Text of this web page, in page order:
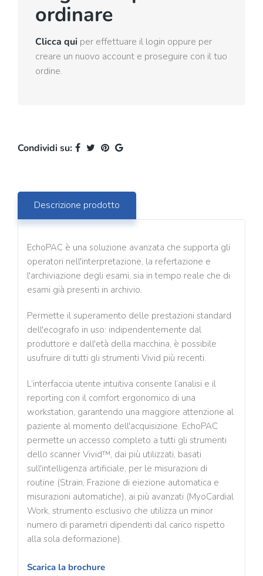
ordinare
Clicca qui per effettuare il login oppure per
creare un nuovo account e proseguire con il tuo
ordine.
Condividi su:
Descrizione prodotto
EchoPAC è una soluzione avanzata che supporta gli
operatori nell'interpretazione, la refertazione e
l'archiviazione degli esami, sia in tempo reale che di
esami già presenti in archivio.
Permette il superamento delle prestazioni standard
dell'ecografo in uso: indipendentemente dal
produttore e dall'età della macchina, è possibile
usufruire di tutti gli strumenti Vivid più recenti.
L’interfaccia utente intuitiva consente l’analisi e il
reporting con il comfort ergonomico di una
workstation, garantendo una maggiore attenzione al
paziente al momento dell'acquisizione. EchoPAC
permette un accesso completo a tutti gli strumenti
dello scanner Vivid™, dai più utilizzati, basati
sull'intelligenza artificiale, per le misurazioni di
routine (Strain, Frazione di eiezione automatica e
misurazioni automatiche), ai più avanzati (MyoCardial
Work, strumento esclusivo che utilizza un minor
numero di parametri dipendenti dal carico rispetto
alla sola deformazione).
Scarica la brochure